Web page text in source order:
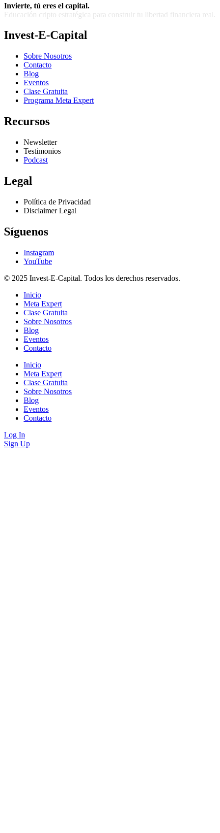
Invierte, tú eres el capital.
Educación cripto estratégica para construir tu libertad financiera real.
Invest-E-Capital
Sobre Nosotros
Contacto
Blog
Eventos
Clase Gratuita
Programa Meta Expert
Recursos
Newsletter
Testimonios
Podcast
Legal
Política de Privacidad
Disclaimer Legal
Síguenos
Instagram
YouTube
© 2025 Invest-E-Capital. Todos los derechos reservados.
Inicio
Meta Expert
Clase Gratuita
Sobre Nosotros
Blog
Eventos
Contacto
Inicio
Meta Expert
Clase Gratuita
Sobre Nosotros
Blog
Eventos
Contacto
Log In
Sign Up